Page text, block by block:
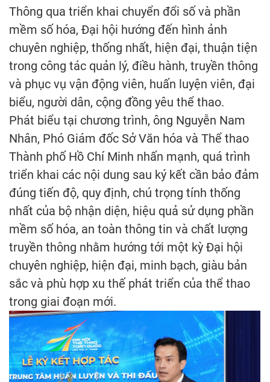
Thông qua triển khai chuyển đổi số và phần
mềm số hóa, Đại hội hướng đến hình ảnh
chuyên nghiệp, thống nhất, hiện đại, thuận tiện
trong công tác quản lý, điều hành, truyền thông
và phục vụ vận động viên, huấn luyện viên, đại
biểu, người dân, cộng đồng yêu thể thao.
Phát biểu tại chương trình, ông Nguyễn Nam
Nhân, Phó Giám đốc Sở Văn hóa và Thể thao
Thành phố Hồ Chí Minh nhấn mạnh, quá trình
triển khai các nội dung sau ký kết cần bảo đảm
đúng tiến độ, quy định, chú trọng tính thống
nhất của bộ nhận diện, hiệu quả sử dụng phần
mềm số hóa, an toàn thông tin và chất lượng
truyền thông nhằm hướng tới một kỳ Đại hội
chuyên nghiệp, hiện đại, minh bạch, giàu bản
sắc và phù hợp xu thế phát triển của thể thao
trong giai đoạn mới.